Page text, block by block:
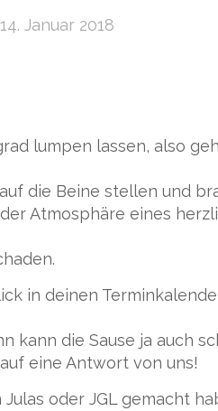
14. Januar 2018
lumpen lassen, also
die Beine stellen und
Atmosphäre eines
in deinen
kann die Sause ja auch
eine Antwort von uns!
oder JGL gemacht